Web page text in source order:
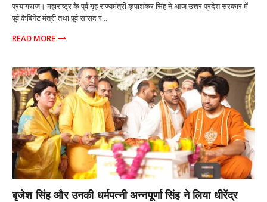
प्रयागराज। महाराष्ट्र के पूर्व गृह राज्यमंत्री कृपाशंकर सिंह ने आज उत्तर प्रदेश सरकार में
पूर्व कैबिनेट मंत्री तथा पूर्व सांसद र...
READ MORE
बृजेश सिंह और उनकी धर्मपत्नी अन्नपूर्णा सिंह ने लिया धीरेंद्र